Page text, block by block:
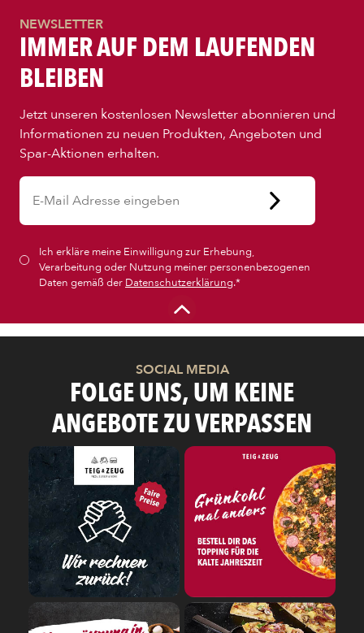
PIZZA
CALZONE
BAGUETTE
AUFLAUF
BURGER
VEGI/VEGAN
SALAT
SNACKS
DIPS/EXTRAS
Ich erkläre meine Einwilligung zur Erhebung,
Verarbeitung oder Nutzung meiner personenbezogenen
Daten gemäß der Datenschutzerklärung.*
NEWSLETTER
IMMER AUF DEM LAUFENDEN
BLEIBEN
Jetzt unseren kostenlosen Newsletter abonnieren und
Informationen zu neuen Produkten, Angeboten und
Spar-Aktionen erhalten.
SOCIAL MEDIA
FOLGE UNS, UM KEINE
ANGEBOTE ZU VERPASSEN